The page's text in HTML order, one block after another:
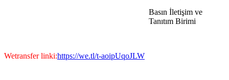
Basın İletişim ve
Tanıtım Birimi
Wetransfer linki:https://we.tl/t-aoipUqoJLW